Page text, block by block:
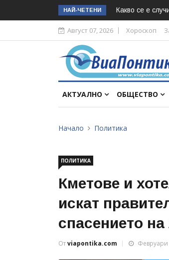
НАЙ-ЧЕТЕНИ Какво се е
Август 07, 2026 Хороскоп
АКТУАЛНО ОБЩЕСТВО
Начало Политика
ПОЛИТИКА
Кметове и
искат
спасението
Отviapontika.com Февруари